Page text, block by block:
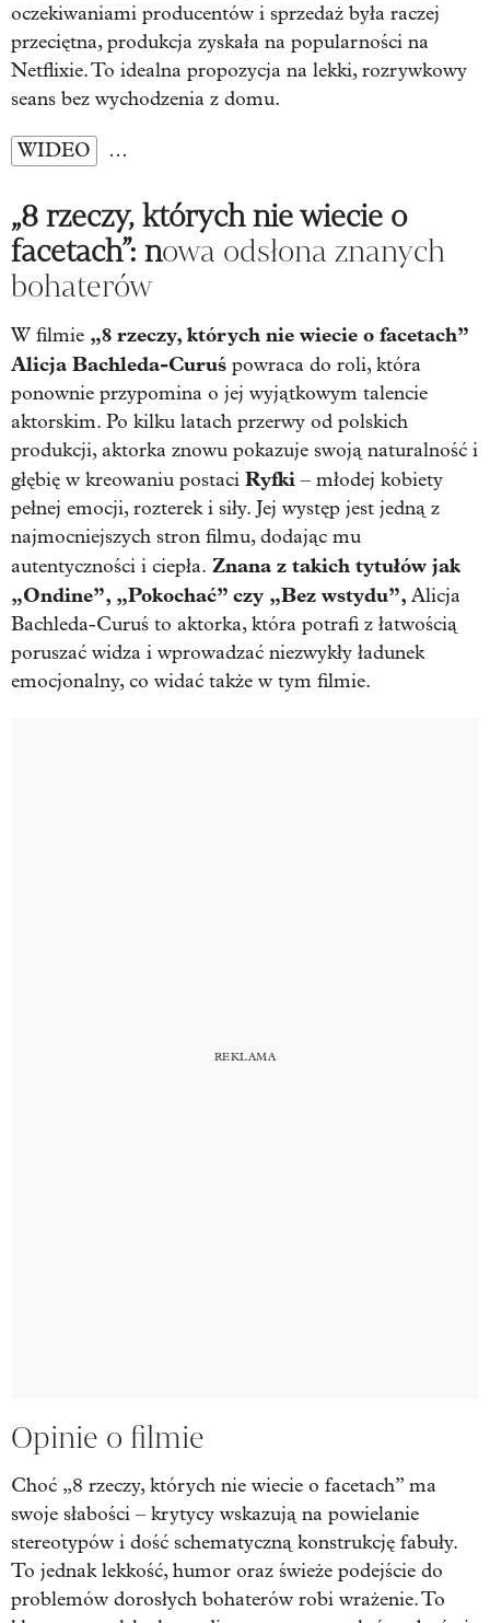
oczekiwaniami producentów i sprzedaż była raczej
przeciętna, produkcja zyskała na popularności na
Netflixie. To idealna propozycja na lekki, rozrywkowy
seans bez wychodzenia z domu.
WIDEO …
„8 rzeczy, których nie wiecie o
facetach”: nowa odsłona znanych
bohaterów
W filmie „8 rzeczy, których nie wiecie o facetach”
Alicja Bachleda-Curuś powraca do roli, która
ponownie przypomina o jej wyjątkowym talencie
aktorskim. Po kilku latach przerwy od polskich
produkcji, aktorka znowu pokazuje swoją naturalność i
głębię w kreowaniu postaci Ryfki – młodej kobiety
pełnej emocji, rozterek i siły. Jej występ jest jedną z
najmocniejszych stron filmu, dodając mu
autentyczności i ciepła. Znana z takich tytułów jak
„Ondine”, „Pokochać” czy „Bez wstydu”, Alicja
Bachleda-Curuś to aktorka, która potrafi z łatwością
poruszać widza i wprowadzać niezwykły ładunek
emocjonalny, co widać także w tym filmie.
Opinie o filmie
Choć „8 rzeczy, których nie wiecie o facetach” ma
swoje słabości – krytycy wskazują na powielanie
stereotypów i dość schematyczną konstrukcję fabuły.
To jednak lekkość, humor oraz świeże podejście do
problemów dorosłych bohaterów robi wrażenie. To